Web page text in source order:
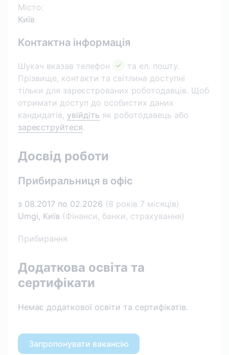
Місто:
Київ
Контактна інформація
Шукач вказав телефон
та ел. пошту.
Прізвище, контакти та світлина доступні
тільки для зареєстрованих роботодавців. Щоб
отримати доступ до особистих даних
кандидатів, увійдіть як роботодавець або
зареєструйтеся.
Досвід роботи
Прибиральниця в офіс
з 08.2017 по 02.2026 (8 років 7 місяців)
Umgi, Київ (Фінанси, банки, страхування)
Прибирання
Додаткова освіта та
сертифікати
Немає додаткової освіти та сертифікатів.
Запропонувати вакансію